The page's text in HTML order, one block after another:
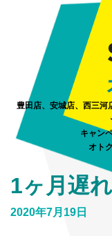
豊田店、安城店、西三河
キャン
オト
1ヶ月遅
2020年7月19日